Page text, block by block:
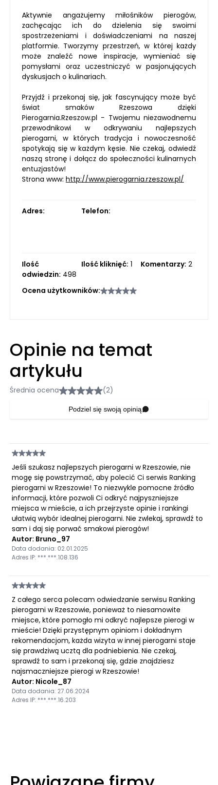
Aktywnie angażujemy miłośników pierogów,
zachęcając ich do dzielenia się swoimi
spostrzeżeniami i doświadczeniami na naszej
platformie. Tworzymy przestrzeń, w której każdy
może znaleźć nowe inspiracje, wymieniać się
pomysłami oraz uczestniczyć w pasjonujących
dyskusjach o kulinariach.
Przyjdź i przekonaj się, jak fascynujący może być
świat smaków Rzeszowa dzięki
Pierogarnia.Rzeszow.pl - Twojemu niezawodnemu
przewodnikowi w odkrywaniu najlepszych
pierogarni, w których tradycja i nowoczesność
spotykają się w każdym kęsie. Nie czekaj, odwiedź
naszą stronę i dołącz do społeczności kulinarnych
entuzjastów!
Strona www: http://www.pierogarnia.rzeszow.pl/
Adres: Telefon:
Ilość
odwiedzin: 498
Ilość kliknięć: 1 Komentarzy: 2
Ocena użytkowników:
Opinie na temat
artykułu
Średnia ocena (2)
Podziel się swoją opinią
Jeśli szukasz najlepszych pierogarni w Rzeszowie, nie
mogę się powstrzymać, aby polecić Ci serwis Ranking
pierogarni w Rzeszowie! To niezwykle pomocne źródło
informacji, które pozwoli Ci odkryć najpyszniejsze
miejsca w mieście, a ich przejrzyste opinie i rankingi
ułatwią wybór idealnej pierogarni. Nie zwlekaj, sprawdź to
sam i daj się porwać smakowi pierogów!
Autor: Bruno_97
Data dodania: 02.01.2025
Adres IP: ***.***.108.136
Z całego serca polecam odwiedzanie serwisu Ranking
pierogarni w Rzeszowie, ponieważ to niesamowite
miejsce, które pomogło mi odkryć najlepsze pierogi w
mieście! Dzięki przystępnym opiniom i dokładnym
rekomendacjom, każda wizyta w innej pierogarni staje
się prawdziwą ucztą dla podniebienia. Nie czekaj,
sprawdź to sam i przekonaj się, gdzie znajdziesz
najsmaczniejsze pierogi w Rzeszowie!
Autor: Nicole_87
Data dodania: 27.06.2024
Adres IP: ***.***.16.203